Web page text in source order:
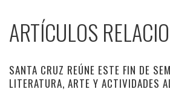
ARTÍCULOS
SANTA CRUZ REÚNE ESTE FIN DE
LITERATURA, ARTE Y ACTIVIDADES